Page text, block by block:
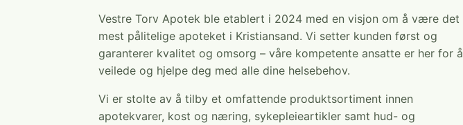
Vestre Torv Apotek ble etablert i 2024 med en visjon om å være det
mest pålitelige apoteket i Kristiansand. Vi setter kunden først og
garanterer kvalitet og omsorg – våre kompetente ansatte er her for å
veilede og hjelpe deg med alle dine helsebehov.
Vi er stolte av å tilby et omfattende produktsortiment innen
apotekvarer, kost og næring, sykepleieartikler samt hud- og